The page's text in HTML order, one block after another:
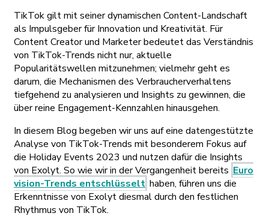
TikTok gilt mit seiner dynamischen Content-Landschaft
als Impulsgeber für Innovation und Kreativität. Für
Content Creator und Marketer bedeutet das Verständnis
von TikTok-Trends nicht nur, aktuelle
Popularitätswellen mitzunehmen; vielmehr geht es
darum, die Mechanismen des Verbraucherverhaltens
tiefgehend zu analysieren und Insights zu gewinnen, die
über reine Engagement-Kennzahlen hinausgehen.
In diesem Blog begeben wir uns auf eine datengestützte
Analyse von TikTok-Trends mit besonderem Fokus auf
die Holiday Events 2023 und nutzen dafür die Insights
von Exolyt. So wie wir in der Vergangenheit bereits Euro
vision-Trends entschlüsselt haben, führen uns die
Erkenntnisse von Exolyt diesmal durch den festlichen
Rhythmus von TikTok.